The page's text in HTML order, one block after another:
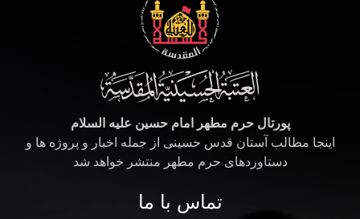
پورتال حرم مطهر امام حسین علیه السلام
اینجا مطالب آستان قدس حسینی از جمله اخبار و پروژه ها و
دستاوردهای حرم مطهر منتشر خواهد شد
تماس با ما